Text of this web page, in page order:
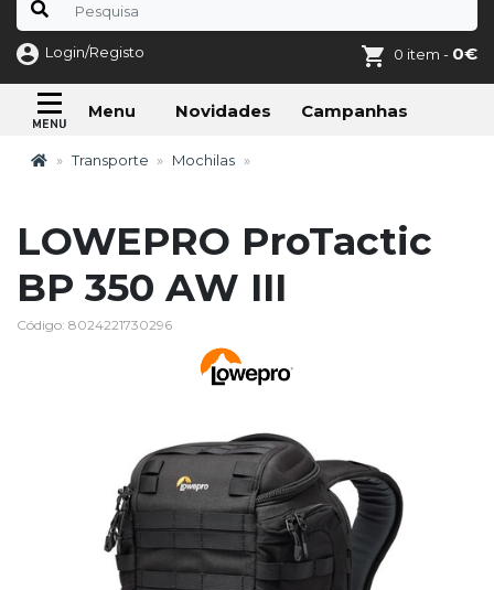
Login/Registo 0 item - 0€
Menu Novidades Campanhas
Transporte Mochilas
LOWEPRO ProTactic
BP 350 AW III
Código: 8024221730296